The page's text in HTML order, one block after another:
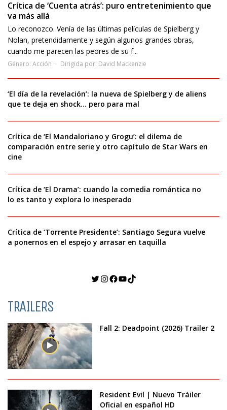
Crítica de ‘Cuenta atrás’: puro entretenimiento que
va más allá
Lo reconozco. Venía de las últimas películas de Spielberg y
Nolan, pretendidamente y según algunos grandes obras,
cuando me parecen las peores de su f...
Género: Acción Dirigida por: David Mackenzie
‘El día de la revelación’: la nueva de Spielberg y de aliens
que te deja en shock… pero para mal
Crítica de ‘El Mandaloriano y Grogu’: el dilema de
comparación entre serie y otro capítulo de Star Wars en
cine
Crítica de ‘El Drama’: cuando la comedia romántica no
lo es tanto y explora lo inesperado
Crítica de ‘Torrente Presidente’: Santiago Segura vuelve
a ponernos en el espejo y arrasar en taquilla
Twitter
Instagram
Facebook
YouTube
TikTok
TRAILERS
Fall 2: Deadpoint (2026) Trailer 2
Resident Evil | Nuevo Tráiler
Oficial en español HD